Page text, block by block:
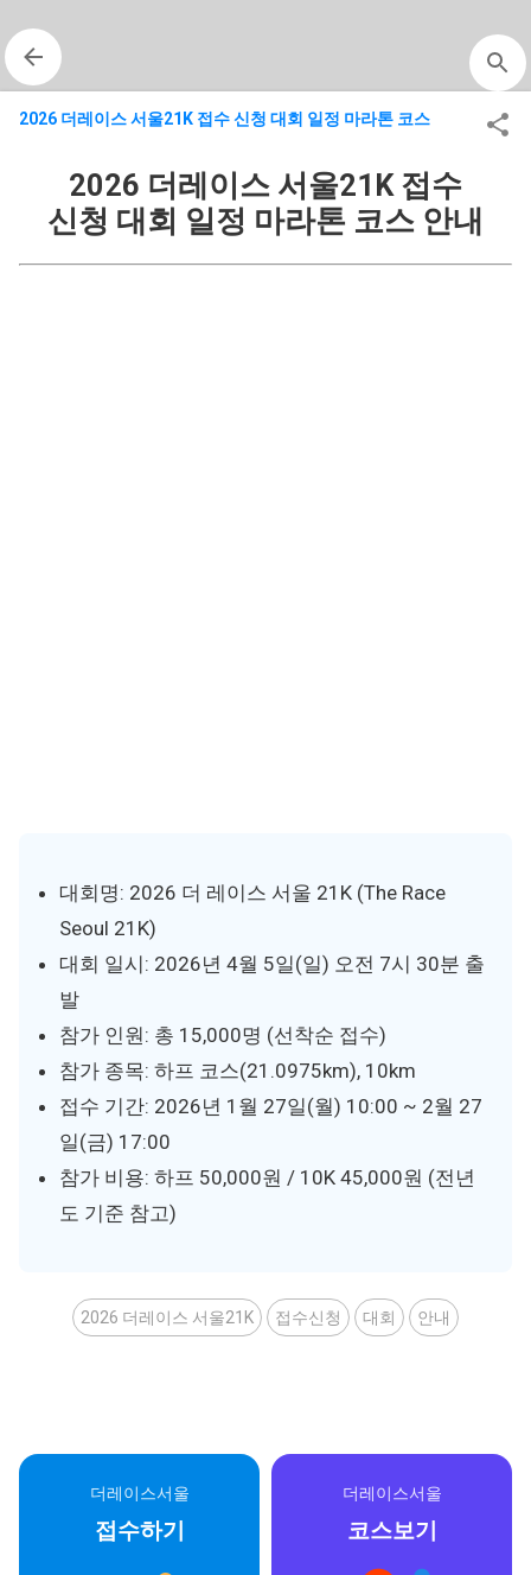
2026 더레이스 서울21K 접수 신청 대회 일정 마라톤 코스
2026 더레이스 서울21K 접수
신청 대회 일정 마라톤 코스 안내
대회명: 2026 더 레이스 서울 21K (The Race
Seoul 21K)
대회 일시: 2026년 4월 5일(일) 오전 7시 30분 출
발
참가 인원: 총 15,000명 (선착순 접수)
참가 종목: 하프 코스(21.0975km), 10km
접수 기간: 2026년 1월 27일(월) 10:00 ~ 2월 27
일(금) 17:00
참가 비용: 하프 50,000원 / 10K 45,000원 (전년
도 기준 참고)
2026 더레이스 서울21K 접수신청 대회 안내
더레이스서울
접수하기
더레이스서울
코스보기